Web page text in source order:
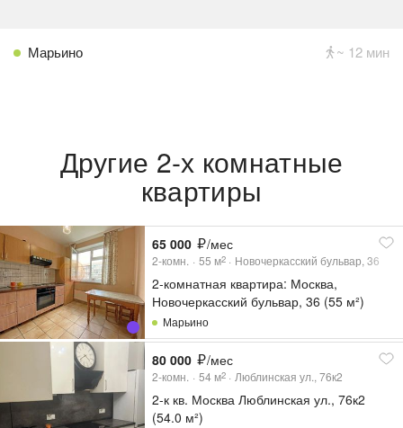
Марьино ~ 12 мин
Другие 2-х комнатные
квартиры
65 000 /мес
2-комн. 55 м2 Новочеркасский бульвар, 36
2-комнатная квартира: Москва,
Новочеркасский бульвар, 36 (55 м²)
Марьино
80 000 /мес
2-комн. 54 м2 Люблинская ул., 76к2
2-к кв. Москва Люблинская ул., 76к2
(54.0 м²)